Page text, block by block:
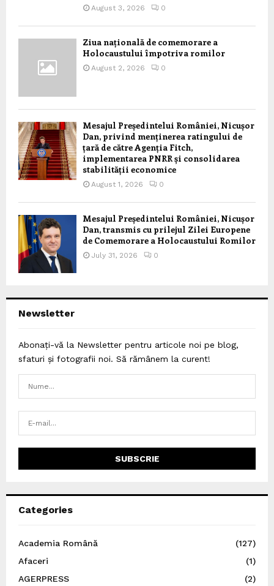
August 3, 2026 0
Ziua națională de comemorare a
Holocaustului împotriva romilor
August 2, 2026 0
Mesajul Președintelui României, Nicușor
Dan, privind menținerea ratingului de
țară de către Agenția Fitch,
implementarea PNRR și consolidarea
stabilității economice
August 1, 2026 0
Mesajul Președintelui României, Nicușor
Dan, transmis cu prilejul Zilei Europene
de Comemorare a Holocaustului Romilor
July 31, 2026 0
Newsletter
Abonați-vă la Newsletter pentru articole noi pe blog,
sfaturi și fotografii noi. Să rămânem la curent!
Categories
Academia Română
(127)
Afaceri
(1)
AGERPRESS
(2)